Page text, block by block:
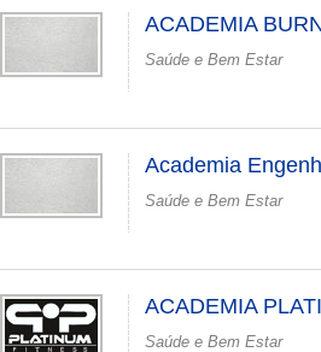
ACADEMIA
Saúde e Bem Estar
Academia
Saúde e Bem Estar
ACADEMIA
Saúde e Bem Estar